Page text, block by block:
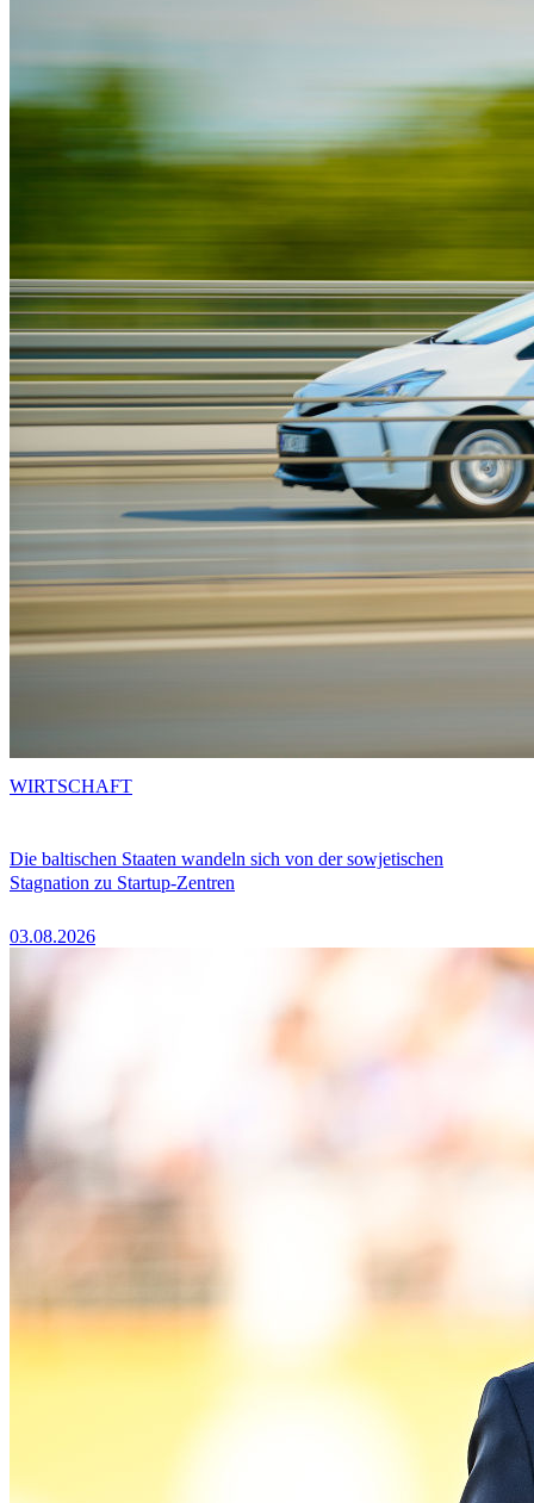
Die baltischen Staaten wandeln sich von der sowjetischen
Stagnation zu Startup-Zentren
03.08.2026
WIRTSCHAFT